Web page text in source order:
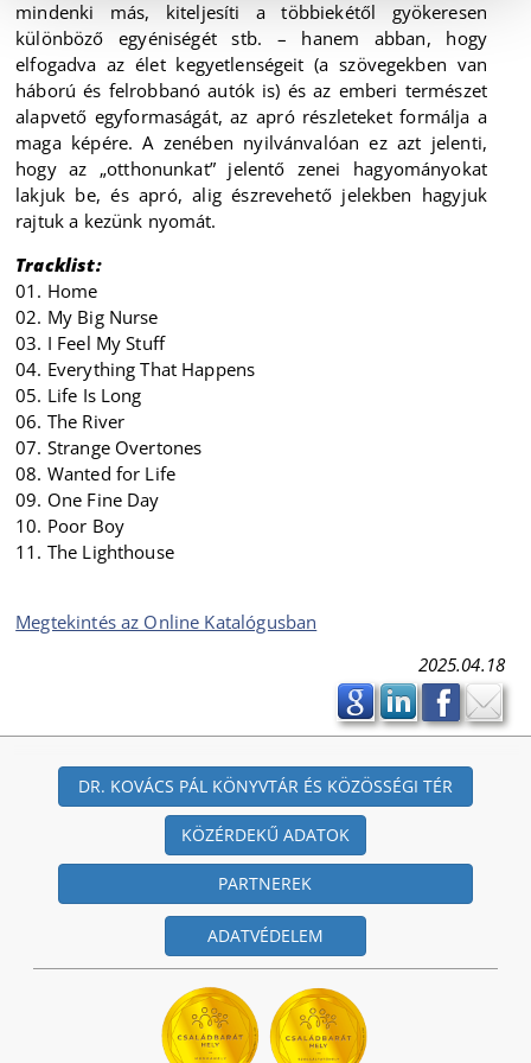
mindenki más, kiteljesíti a többiekétől gyökeresen
különböző egyéniségét stb. – hanem abban, hogy
elfogadva az élet kegyetlenségeit (a szövegekben van
háború és felrobbanó autók is) és az emberi természet
alapvető egyformaságát, az apró részleteket formálja a
maga képére. A zenében nyilvánvalóan ez azt jelenti,
hogy az „otthonunkat” jelentő zenei hagyományokat
lakjuk be, és apró, alig észrevehető jelekben hagyjuk
rajtuk a kezünk nyomát.
Tracklist:
01. Home
02. My Big Nurse
03. I Feel My Stuff
04. Everything That Happens
05. Life Is Long
06. The River
07. Strange Overtones
08. Wanted for Life
09. One Fine Day
10. Poor Boy
11. The Lighthouse
Megtekintés az Online Katalógusban
2025.04.18
DR. KOVÁCS PÁL KÖNYVTÁR ÉS KÖZÖSSÉGI TÉR
KÖZÉRDEKŰ ADATOK
PARTNEREK
ADATVÉDELEM